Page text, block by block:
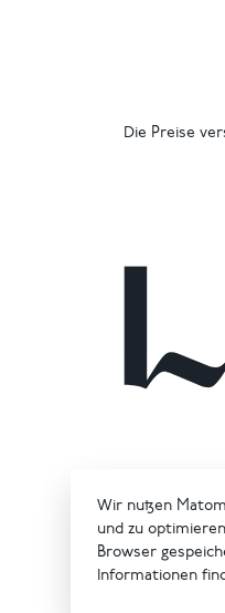
Die Preise
Wir nutzen
und zu
Browser
Informationen